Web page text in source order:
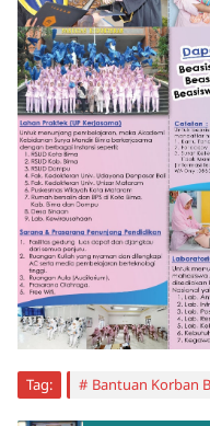
Tag: Bantuan Korban